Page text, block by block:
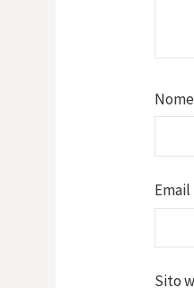
Nome
Email
Sito